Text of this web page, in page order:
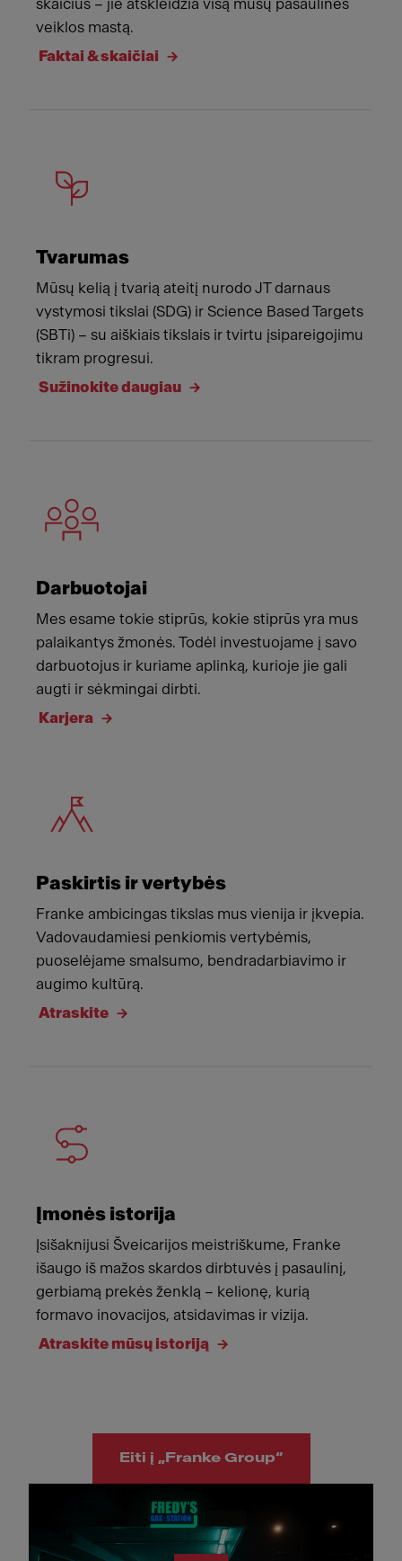
skaičius – jie atskleidžia visą mūsų pasaulinės
veiklos mastą.
Faktai & skaičiai
Tvarumas
Mūsų kelią į tvarią ateitį nurodo JT darnaus
vystymosi tikslai (SDG) ir Science Based Targets
(SBTi) – su aiškiais tikslais ir tvirtu įsipareigojimu
tikram progresui.
Sužinokite daugiau
Darbuotojai
Mes esame tokie stiprūs, kokie stiprūs yra mus
palaikantys žmonės. Todėl investuojame į savo
darbuotojus ir kuriame aplinką, kurioje jie gali
augti ir sėkmingai dirbti.
Karjera
Paskirtis ir vertybės
Franke ambicingas tikslas mus vienija ir įkvepia.
Vadovaudamiesi penkiomis vertybėmis,
puoselėjame smalsumo, bendradarbiavimo ir
augimo kultūrą.
Atraskite
Įmonės istorija
Įsišaknijusi Šveicarijos meistriškume, Franke
išaugo iš mažos skardos dirbtuvės į pasaulinį,
gerbiamą prekės ženklą – kelionę, kurią
formavo inovacijos, atsidavimas ir vizija.
Atraskite mūsų istoriją
Eiti į „Franke Group“